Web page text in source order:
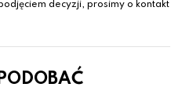
decyzji, prosimy o kontakt